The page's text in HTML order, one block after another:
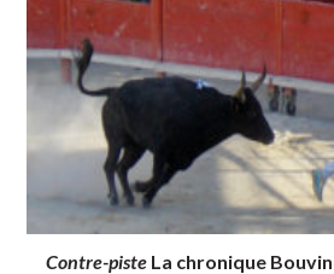
Contre-pisteLa chronique